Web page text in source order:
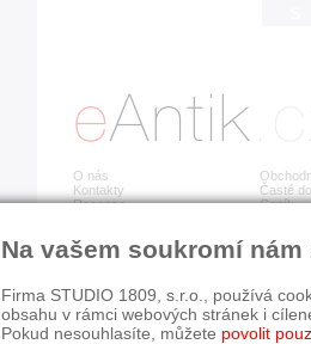
O nás
Kontakty
Recenze
Časté
Ceník
Detail položky č.
Na vašem soukromí nám
Firma STUDIO 1809, s.r.o., používá
obsahu v rámci webových stránek i
Pokud nesouhlasíte, můžete povolit